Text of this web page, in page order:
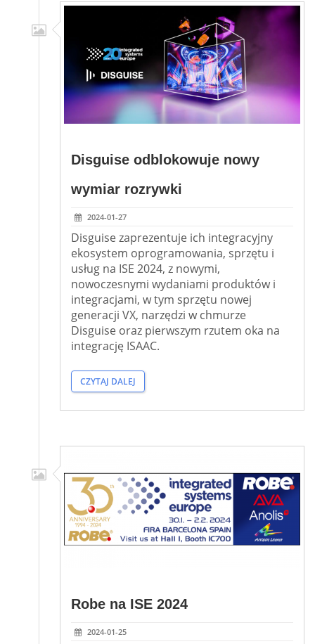
Disguise odblokowuje nowy
wymiar rozrywki
2024-01-27
Disguise zaprezentuje ich integracyjny
ekosystem oprogramowania, sprzętu i
usług na ISE 2024, z nowymi,
nowoczesnymi wydaniami produktów i
integracjami, w tym sprzętu nowej
generacji VX, narzędzi w chmurze
Disguise oraz pierwszym rzutem oka na
integrację ISAAC.
CZYTAJ DALEJ
Robe na ISE 2024
2024-01-25